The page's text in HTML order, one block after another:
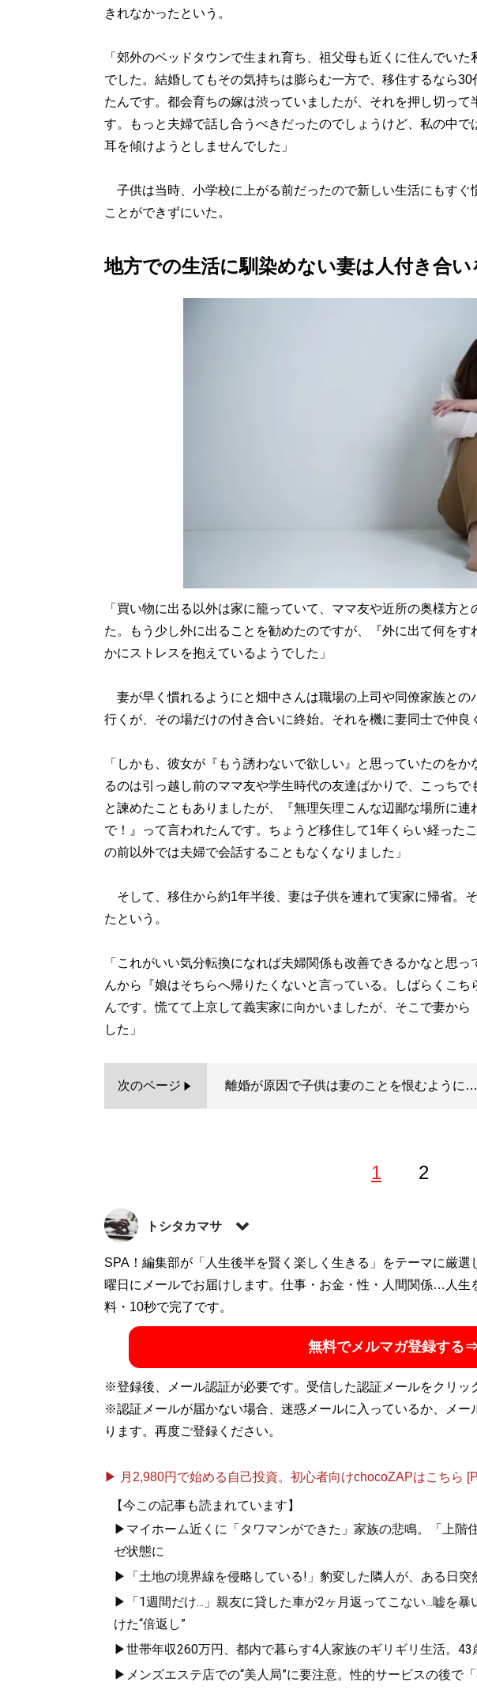
きれなかったという。
「郊外のベッドタウンで生まれ育ち、祖父母も近くに住んでい
でした。結婚してもその気持ちは膨らむ一方で、移住するなら
たんです。都会育ちの嫁は渋っていましたが、それを押し切っ
す。もっと夫婦で話し合うべきだったのでしょうけど、私の中で
耳を傾けようとしませんでした」
子供は当時、小学校に上がる前だったので新しい生活にもすぐ
ことができずにいた。
地方での生活に馴染めない妻は人付き合い
「買い物に出る以外は家に籠っていて、ママ友や近所の奥様方
た。もう少し外に出ることを勧めたのですが、『外に出て何を
かにストレスを抱えているようでした」
妻が早く慣れるようにと畑中さんは職場の上司や同僚家族との
行くが、その場だけの付き合いに終始。それを機に妻同士で仲良
「しかも、彼女が『もう誘わないで欲しい』と思っていたのを
るのは引っ越し前のママ友や学生時代の友達ばかりで、こっち
と諫めたこともありましたが、『無理矢理こんな辺鄙な場所に
で！』って言われたんです。ちょうど移住して1年くらい経った
の前以外では夫婦で会話することもなくなりました」
そして、移住から約1年半後、妻は子供を連れて実家に帰省。
たという。
「これがいい気分転換になれば夫婦関係も改善できるかなと思
んから『娘はそちらへ帰りたくないと言っている。しばらくこ
んです。慌てて上京して義実家に向かいましたが、そこで妻から
した」
次のページ 離婚が原因で子供は妻のことを恨むように
1 2
トシタカマサ
ビジネスや旅行、サブカルなど幅広いジャンルを扱うフリーラ
おり、大好物は一般男女のスカッと話やトンデモエピソード。4
中。
SPA！編集部が「人生後半を賢く楽しく生きる」をテーマに厳
曜日にメールでお届けします。仕事・お金・性・人間関係…人生
料・10秒で完了です。
無料でメルマガ登録す
※登録後、メール認証が必要です。受信した認証メールをクリッ
※認証メールが届かない場合、迷惑メールに入っているか、メー
ります。再度ご登録ください。
▶ 月2,980円で始める自己投資。初心者向けchocoZAPはこちら
【今この記事も読まれています】
▶マイホーム近くに「タワマンができた」家族の悲鳴。「上階
ゼ状態に
▶「土地の境界線を侵略している!」豹変した隣人が、ある日突
▶「1週間だけ...」親友に貸した車が2ヶ月返ってこない...嘘を
けた“倍返し”
▶世帯年収260万円、都内で暮らす4人家族のギリギリ生活。43
▶メンズエステ店での“美人局”に要注意。性的サービスの後で